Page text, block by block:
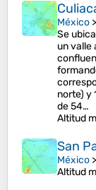
México >
Se
un valle
norte) y
de 54…
Altitud
San
México >
Altitud